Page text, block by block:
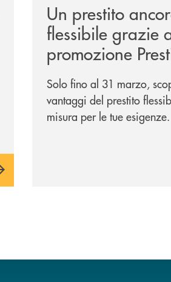
Un prestito
flessibile grazie
promozione
Volte Su Misura
Solo fino al 31 marzo,
vantaggi del prestito
misura per le tue esigenze.